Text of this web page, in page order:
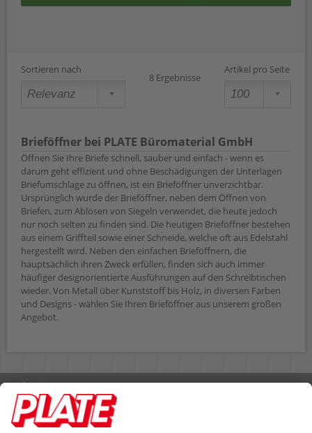
Sortieren nach
8 Ergebnisse
Artikel pro Seite
Brieföffner bei PLATE Büromaterial GmbH
Öffnen Sie Ihre Briefe schnell, sauber und einfach - wenn es
darum geht effizient und ohne Beschädigungen der Unterlagen
Briefumschlage zu öffnen, ist ein Brieföffner unverzichtbar.
Ursprünglich wurde der Brieföffner, neben dem Öffnen von
Briefen, zum Ablösen von Siegeln verwendet, die heute jedoch
nur noch selten zu finden sind. Die heutigen Brieföffner bestehen
aus einem Griffteil sowie einer Schneide, welche oft aus Edelstahl
hergestellt wird. Neben den einfachen Brieföffnern, die
hauptsächlich ihren Zweck erfüllen, finden sich auch immer
häufiger designorientierte Ausführungen auf den Schreibtischen
wieder. Von Metall über Kunststoff bis Holz, in diversen Farben
und Designs - wählen Sie Ihren Brieföffner aus unserem großen
Angebot.
Rufen Sie uns an 04298 401-0
Lieferbedingungen Impressum